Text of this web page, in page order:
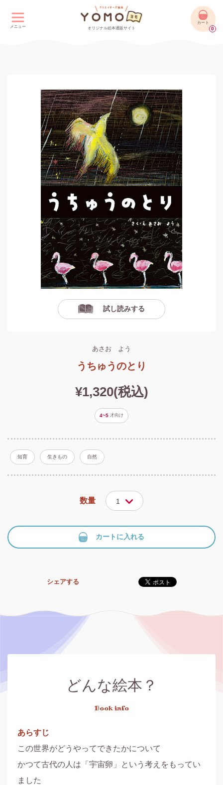
メニュー オリジナル絵本通販サイト
カート
0
試し読みする
あさお よう
うちゅうのとり
¥1,320(税込)
4~5 才向け
知育 生きもの 自然
数量 1
カートに入れる
シェアする
どんな絵本？
Book info
あらすじ
この世界がどうやってできたかについて
かつて古代の人は「宇宙卵」という考えをもってい
ました